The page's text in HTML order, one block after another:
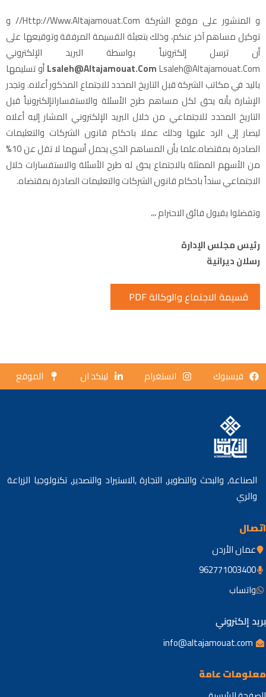
و المنشور على موقع الشركة Http://www.altajamouat.com// و
توكيل مساهم آخر عنكم، وذلك بتعبئة القسيمة المرفقة وتوقيعها على
أن ترسل إلكترونياً بواسطة البريد الإلكتروني
Lsaleh@altajamouat.comLsaleh@altajamouat.com أو تسليمها
باليد في مكاتب الشركة قبل التاريخ المحدد للاجتماع المذكور أعلاه. وتجدر
الإشارة بأنه يحق لكل مساهم طرح الأسئلة والاستفساراتإلكترونياً قبل
التاريخ المحدد للاجتماعي من خلال البريد الإلكتروني المشار إليه أعلاه
ليصار إلى الرد عليها وذلك عملا باحكام قانون الشركات والتعليمات
الصادرة بمقتضاه.علما بأن المساهم الذي يحمل أسهما لا تقل عن 10%
من الأسهم الممثلة بالاجتماع يحق له طرح الأسئلة والاستفسارات خلال
الاجتماعي سنداً باحكام قانون الشركات والتعليمات الصادرة بمقتضاه.
وتفضلوا بقبول فائق الاحترام ،،،
رئيس مجلس الإدارة
رسلان ديرانية
قسيمة الاجتماع والوكالة PDF
فيسبوك انستغرام لينكد ان الموقع
الصناعة, والبحث والتطوير, التجارة ,الاستيراد والتصدير, تكنولوجيا الزراعة
والري
اتصال
ندرألا نامع
962771003400
باستاو
بريد إلكتروني
info@altajamouat.com
معلومات عامة